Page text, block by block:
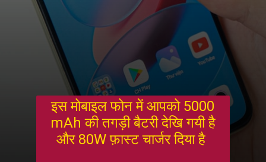
इस मोबाइल फोन में आपको 5000
mAh की तगड़ी बैटरी देखि गयी है
और 80W फ़ास्ट चार्जर दिया है